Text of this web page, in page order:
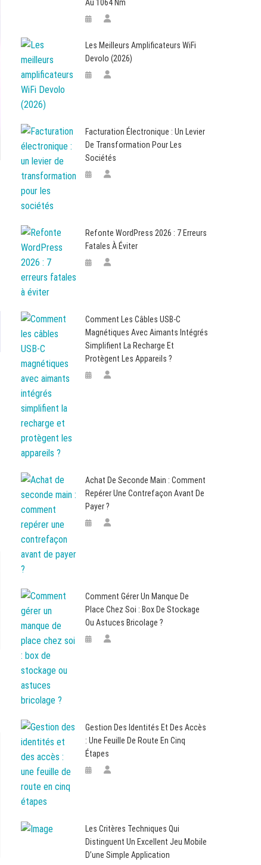
Au 1064 Nm
Les Meilleurs Amplificateurs WiFi
Devolo (2026)
Facturation Électronique : Un Levier
De Transformation Pour Les
Sociétés
Refonte WordPress 2026 : 7 Erreurs
Fatales À Éviter
Comment Les Câbles USB-C
Magnétiques Avec Aimants Intégrés
Simplifient La Recharge Et
Protègent Les Appareils ?
Achat De Seconde Main : Comment
Repérer Une Contrefaçon Avant De
Payer ?
Comment Gérer Un Manque De
Place Chez Soi : Box De Stockage
Ou Astuces Bricolage ?
Gestion Des Identités Et Des Accès
: Une Feuille De Route En Cinq
Étapes
Les Critères Techniques Qui
Distinguent Un Excellent Jeu Mobile
D’une Simple Application